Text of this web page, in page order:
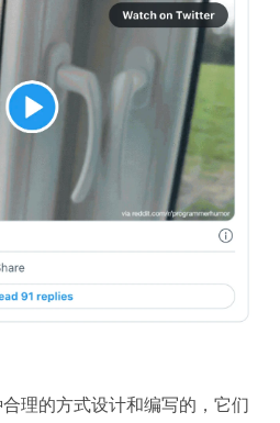
理的方式设计和编写的，它们